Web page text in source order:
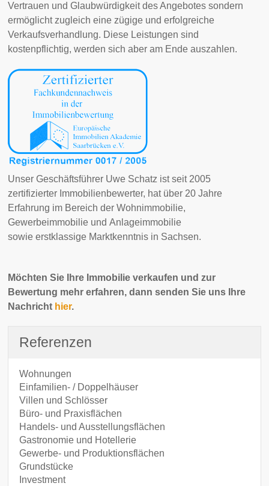
Vertrauen und Glaubwürdigkeit des Angebotes sondern
ermöglicht zugleich eine zügige und erfolgreiche
Verkaufsverhandlung. Diese Leistungen sind
kostenpflichtig, werden sich aber am Ende auszahlen.
Unser Geschäftsführer Uwe Schatz ist seit 2005
zertifizierter Immobilienbewerter, hat über 20 Jahre
Erfahrung im Bereich der Wohnimmobilie,
Gewerbeimmobilie und Anlageimmobilie
sowie erstklassige Marktkenntnis in Sachsen.
Möchten Sie Ihre Immobilie verkaufen und zur
Bewertung mehr erfahren, dann senden Sie uns Ihre
Nachricht hier.
Referenzen
Wohnungen
Einfamilien- / Doppelhäuser
Villen und Schlösser
Büro- und Praxisflächen
Handels- und Ausstellungsflächen
Gastronomie und Hotellerie
Gewerbe- und Produktionsflächen
Grundstücke
Investment